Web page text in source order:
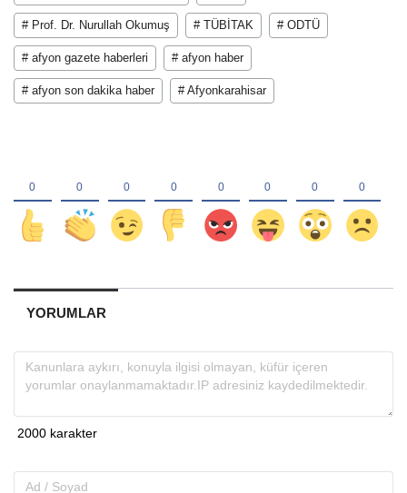
# Prof. Dr. Nurullah Okumuş # TÜBİTAK # ODTÜ
# afyon gazete haberleri # afyon haber
# afyon son dakika haber # Afyonkarahisar
YORUMLAR